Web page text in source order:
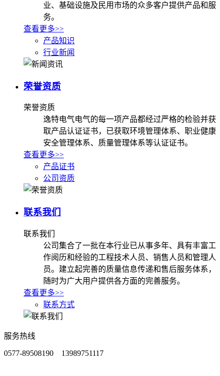
业、基础设施及民用市场的众多客户提供产品和服
务。
查看更多>>
产品知识
行业新闻
荣誉资质
荣誉资质
逸特电气电气的每一项产品都经过严格的检验并获
取产品认证证书，已获取环境管理体系、职业健康
安全管理体系、质量管理体系等认证证书。
查看更多>>
产品证书
公司资质
联系我们
联系我们
公司集合了一批在本行业已从事多年、具有丰富工
作阅历和经验的工程技术人员、销售人员和管理人
员。建立起完善的质量信息传递和售后服务体系，
随时为广大用户提供各方面的完善服务。
查看更多>>
联系方式
服务热线
0577-89508190 13989751117